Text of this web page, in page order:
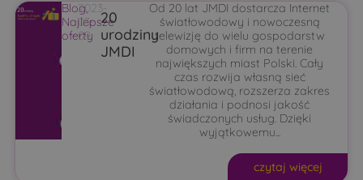
Blog,
Najlepsze
oferty
2023-
03-
09
20
urodziny
JMDI
Od 20 lat JMDI dostarcza Internet
światłowodowy i nowoczesną
telewizję do wielu gospodarstw
domowych i firm na terenie
największych miast Polski. Cały
czas rozwija własną sieć
światłowodową, rozszerza zakres
działania i podnosi jakość
świadczonych usług. Dzięki
wyjątkowemu...
czytaj więcej